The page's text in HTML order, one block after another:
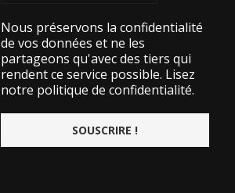
Nous préservons la confidentialité
de vos données et ne les
partageons qu'avec des tiers qui
rendent ce service possible. Lisez
notre politique de confidentialité.